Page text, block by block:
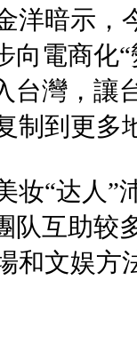
洋暗示，
向電商化
台灣，讓
制到更多
妆“达人”
队互助
和文娱方